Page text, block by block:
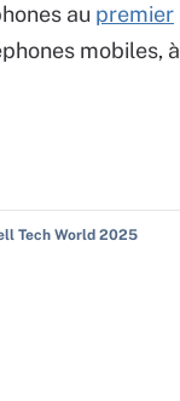
au premier
mobiles, à
Tech World 2025